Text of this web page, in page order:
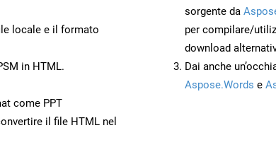
locale e il formato
in HTML.
come PPT
il file HTML nel
sorgente da
per compilare/
download
Dai anche
Aspose.Words e